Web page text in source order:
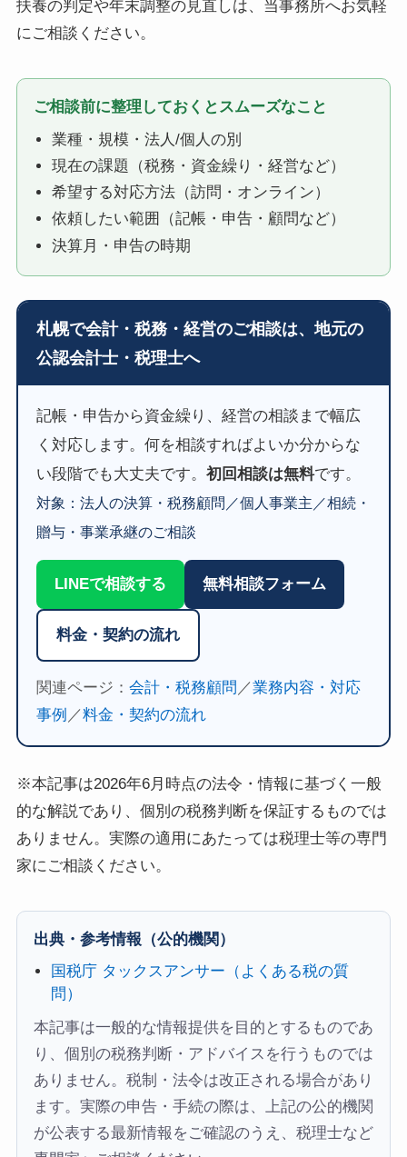
扶養の判定や年末調整の見直しは、当事務所へお気軽
にご相談ください。
ご相談前に整理しておくとスムーズなこと
業種・規模・法人/個人の別
現在の課題（税務・資金繰り・経営など）
希望する対応方法（訪問・オンライン）
依頼したい範囲（記帳・申告・顧問など）
決算月・申告の時期
札幌で会計・税務・経営のご相談は、地元の
公認会計士・税理士へ
記帳・申告から資金繰り、経営の相談まで幅広
く対応します。何を相談すればよいか分からな
い段階でも大丈夫です。 初回相談は無料です。
対象：法人の決算・税務顧問／個人事業主／相続・
贈与・事業承継のご相談
LINEで相談する 無料相談フォーム
料金・契約の流れ
関連ページ： 会計・税務顧問 ／業務内容・対応
事例 ／料金・契約の流れ
※本記事は2026年6月時点の法令・情報に基づく一般
的な解説であり、個別の税務判断を保証するものでは
ありません。実際の適用にあたっては税理士等の専門
家にご相談ください。
出典・参考情報（公的機関）
国税庁 タックスアンサー（よくある税の質
問）
本記事は一般的な情報提供を目的とするものであ
り、個別の税務判断・アドバイスを行うものでは
ありません。税制・法令は改正される場合があり
ます。実際の申告・手続の際は、上記の公的機関
が公表する最新情報をご確認のうえ、税理士など